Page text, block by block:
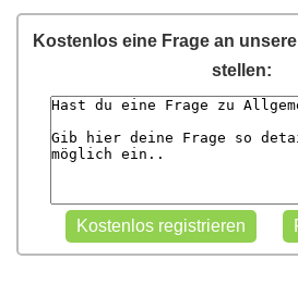
Kostenlos eine Frage an unsere
stellen: